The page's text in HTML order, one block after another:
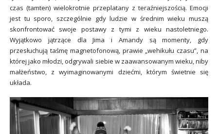
czas (tamten) wielokrotnie przeplatany z teraźniejszością. Emocji
jest tu sporo, szczególnie gdy ludzie w średnim wieku muszą
skonfrontować swoje postawy z tymi z wieku nastoletniego.
Wyjątkowo jątrzące dla Jima i Amandy są momenty, gdy
przesłuchują taśmę magnetofonową, prawie „wehikułu czasu”, na
której jako młodzi, odgrywali siebie w zaawansowanym wieku, niby
małżeństwo, z wyimaginowanymi dziećmi, którym świetnie się
układa.